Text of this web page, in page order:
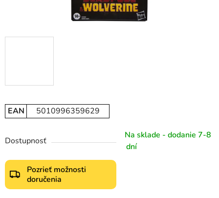
EAN 5010996359629
Dostupnosť
Na sklade - dodanie 7-8
dní
Pozrieť možnosti
doručenia